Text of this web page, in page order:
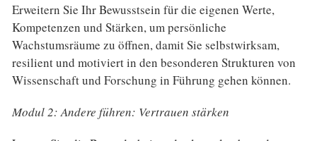
Erweitern Sie Ihr Bewusstsein für die eigenen Werte,
Kompetenzen und Stärken, um persönliche
Wachstumsräume zu öffnen, damit Sie selbstwirksam,
resilient und motiviert in den besonderen Strukturen von
Wissenschaft und Forschung in Führung gehen können.
Modul 2: Andere führen: Vertrauen stärken